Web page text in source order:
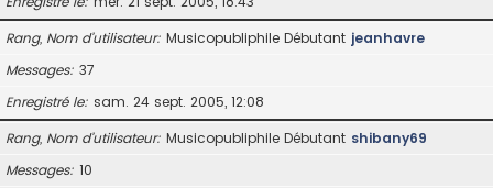
Rang, Nom d’utilisateur Musicopubliphile Débutant jeanhavre
Messages 37
Enregistré le sam. 24 sept. 2005, 12:08
Rang, Nom d’utilisateur Musicopubliphile Débutant shibany69
Messages 10